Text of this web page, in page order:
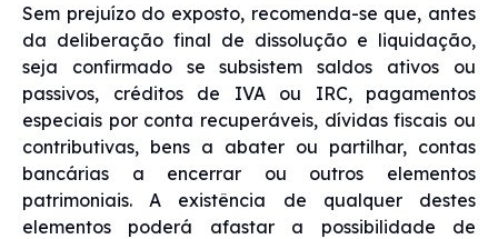
Sem prejuízo do exposto, recomenda-se que, antes
da deliberação final de dissolução e liquidação,
seja confirmado se subsistem saldos ativos ou
passivos, créditos de IVA ou IRC, pagamentos
especiais por conta recuperáveis, dívidas fiscais ou
contributivas, bens a abater ou partilhar, contas
bancárias a encerrar ou outros elementos
patrimoniais. A existência de qualquer destes
elementos poderá afastar a possibilidade de